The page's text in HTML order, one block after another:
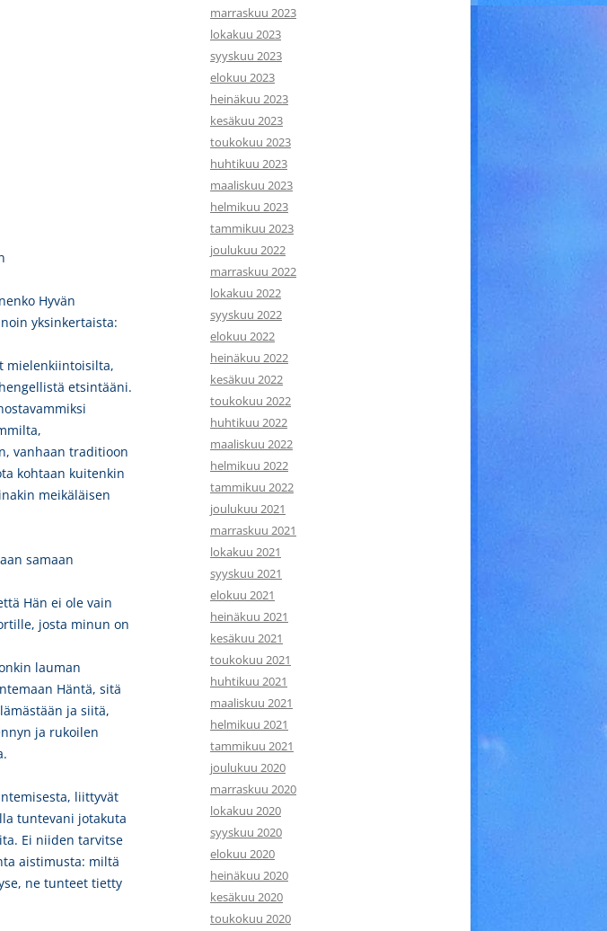
Hyvän
yksinkertaista:
mielenkiintoisilta,
etsintääni.
vanhaan traditioon
kohtaan kuitenkin
meikäläisen
samaan
Hän ei ole vain
josta minun on
lauman
Häntä, sitä
ja siitä,
ja rukoilen
liittyvät
tuntevani jotakuta
Ei niiden tarvitse
aistimusta: miltä
ne tunteet tietty
marraskuu 2023
lokakuu 2023
syyskuu 2023
elokuu 2023
heinäkuu 2023
kesäkuu 2023
toukokuu 2023
huhtikuu 2023
maaliskuu 2023
helmikuu 2023
tammikuu 2023
joulukuu 2022
marraskuu 2022
lokakuu 2022
syyskuu 2022
elokuu 2022
heinäkuu 2022
kesäkuu 2022
toukokuu 2022
huhtikuu 2022
maaliskuu 2022
helmikuu 2022
tammikuu 2022
joulukuu 2021
marraskuu 2021
lokakuu 2021
syyskuu 2021
elokuu 2021
heinäkuu 2021
kesäkuu 2021
toukokuu 2021
huhtikuu 2021
maaliskuu 2021
helmikuu 2021
tammikuu 2021
joulukuu 2020
marraskuu 2020
lokakuu 2020
syyskuu 2020
elokuu 2020
heinäkuu 2020
kesäkuu 2020
toukokuu 2020